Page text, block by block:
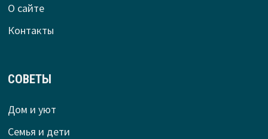
О сайте
Контакты
СОВЕТЫ
Дом и уют
Семья и дети